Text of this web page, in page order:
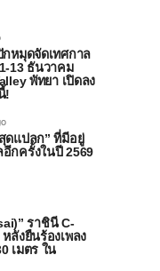
กหมุดจัดเทศกาล
13 ธันวาคม
พัทยา เปิดลง
!
ดแปลก” ที่มีอยู่
กครั้งในปี 2569
ราชินี C-
ลังยืนร้องเพลง
เมตร ใน